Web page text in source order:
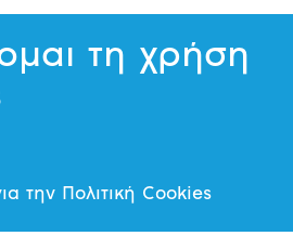
τη χρήση
την Πολιτική Cookies